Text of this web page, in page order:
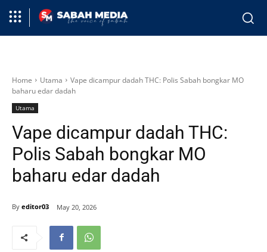
Home Utama
Vape dicampur dadah THC: Polis Sabah bongkar MO
baharu edar dadah
Utama
Vape dicampur dadah THC:
Polis Sabah bongkar MO
baharu edar dadah
By editor03 May 20, 2026